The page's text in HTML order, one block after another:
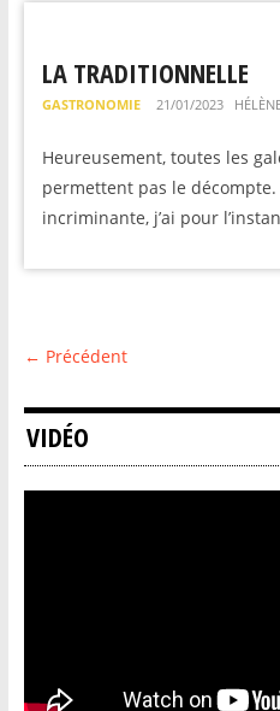
LA TRADITIONNELLE
GASTRONOMIE 21/01/2023
Heureusement, toutes les
permettent pas le
incriminante, j’ai pour
← Précédent
VIDÉO